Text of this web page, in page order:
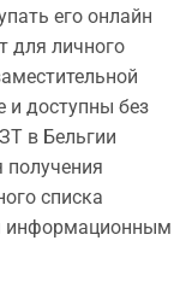
его онлайн
для личного
и доступны без
в Бельгии
получения
списка
информационным